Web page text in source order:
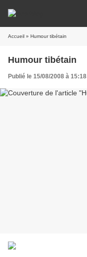
Accueil » Humour tibétain
Humour tibétain
Publié le 15/08/2008 à 15:18